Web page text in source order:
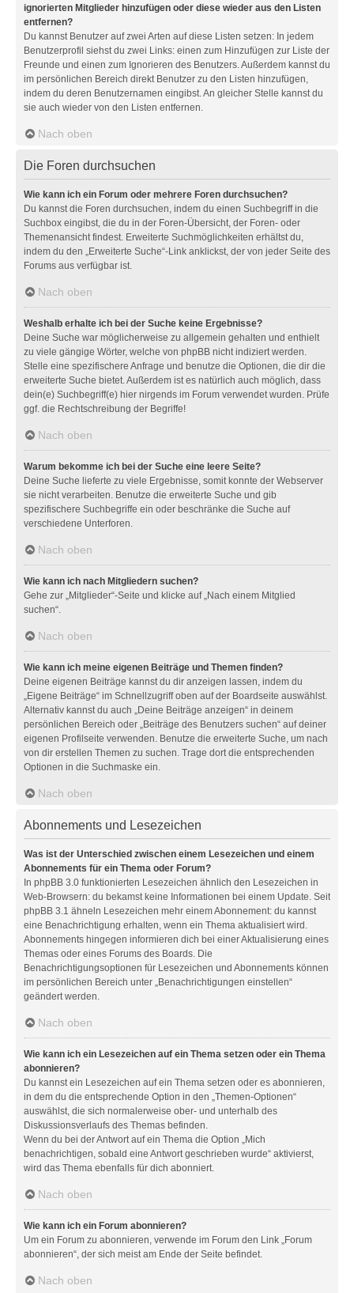
ignorierten Mitglieder hinzufügen oder diese wieder aus den Listen
entfernen?
Du kannst Benutzer auf zwei Arten auf diese Listen setzen: In jedem
Benutzerprofil siehst du zwei Links: einen zum Hinzufügen zur Liste der
Freunde und einen zum Ignorieren des Benutzers. Außerdem kannst du
im persönlichen Bereich direkt Benutzer zu den Listen hinzufügen,
indem du deren Benutzernamen eingibst. An gleicher Stelle kannst du
sie auch wieder von den Listen entfernen.
Nach oben
Die Foren durchsuchen
Wie kann ich ein Forum oder mehrere Foren durchsuchen?
Du kannst die Foren durchsuchen, indem du einen Suchbegriff in die
Suchbox eingibst, die du in der Foren-Übersicht, der Foren- oder
Themenansicht findest. Erweiterte Suchmöglichkeiten erhältst du,
indem du den „Erweiterte Suche“-Link anklickst, der von jeder Seite des
Forums aus verfügbar ist.
Nach oben
Weshalb erhalte ich bei der Suche keine Ergebnisse?
Deine Suche war möglicherweise zu allgemein gehalten und enthielt
zu viele gängige Wörter, welche von phpBB nicht indiziert werden.
Stelle eine spezifischere Anfrage und benutze die Optionen, die dir die
erweiterte Suche bietet. Außerdem ist es natürlich auch möglich, dass
dein(e) Suchbegriff(e) hier nirgends im Forum verwendet wurden. Prüfe
ggf. die Rechtschreibung der Begriffe!
Nach oben
Warum bekomme ich bei der Suche eine leere Seite?
Deine Suche lieferte zu viele Ergebnisse, somit konnte der Webserver
sie nicht verarbeiten. Benutze die erweiterte Suche und gib
spezifischere Suchbegriffe ein oder beschränke die Suche auf
verschiedene Unterforen.
Nach oben
Wie kann ich nach Mitgliedern suchen?
Gehe zur „Mitglieder“-Seite und klicke auf „Nach einem Mitglied
suchen“.
Nach oben
Wie kann ich meine eigenen Beiträge und Themen finden?
Deine eigenen Beiträge kannst du dir anzeigen lassen, indem du
„Eigene Beiträge“ im Schnellzugriff oben auf der Boardseite auswählst.
Alternativ kannst du auch „Deine Beiträge anzeigen“ in deinem
persönlichen Bereich oder „Beiträge des Benutzers suchen“ auf deiner
eigenen Profilseite verwenden. Benutze die erweiterte Suche, um nach
von dir erstellen Themen zu suchen. Trage dort die entsprechenden
Optionen in die Suchmaske ein.
Nach oben
Abonnements und Lesezeichen
Was ist der Unterschied zwischen einem Lesezeichen und einem
Abonnements für ein Thema oder Forum?
In phpBB 3.0 funktionierten Lesezeichen ähnlich den Lesezeichen in
Web-Browsern: du bekamst keine Informationen bei einem Update. Seit
phpBB 3.1 ähneln Lesezeichen mehr einem Abonnement: du kannst
eine Benachrichtigung erhalten, wenn ein Thema aktualisiert wird.
Abonnements hingegen informieren dich bei einer Aktualisierung eines
Themas oder eines Forums des Boards. Die
Benachrichtigungsoptionen für Lesezeichen und Abonnements können
im persönlichen Bereich unter „Benachrichtigungen einstellen“
geändert werden.
Nach oben
Wie kann ich ein Lesezeichen auf ein Thema setzen oder ein Thema
abonnieren?
Du kannst ein Lesezeichen auf ein Thema setzen oder es abonnieren,
in dem du die entsprechende Option in den „Themen-Optionen“
auswählst, die sich normalerweise ober- und unterhalb des
Diskussionsverlaufs des Themas befinden.
Wenn du bei der Antwort auf ein Thema die Option „Mich
benachrichtigen, sobald eine Antwort geschrieben wurde“ aktivierst,
wird das Thema ebenfalls für dich abonniert.
Nach oben
Wie kann ich ein Forum abonnieren?
Um ein Forum zu abonnieren, verwende im Forum den Link „Forum
abonnieren“, der sich meist am Ende der Seite befindet.
Nach oben